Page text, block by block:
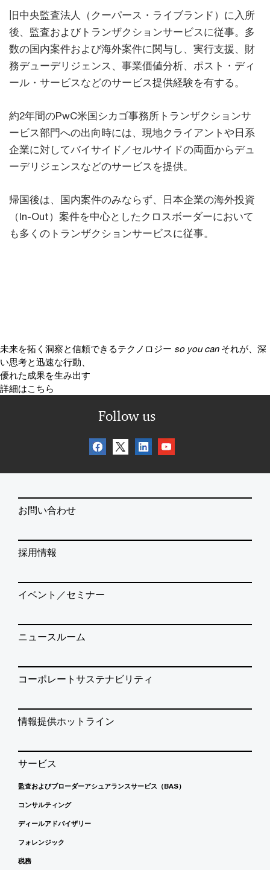
旧中央監査法人（クーパース・ライブランド）に入所
後、監査およびトランザクションサービスに従事。多
数の国内案件および海外案件に関与し、実行支援、財
務デューデリジェンス、事業価値分析、ポスト・ディ
ール・サービスなどのサービス提供経験を有する。
約2年間のPwC米国シカゴ事務所トランザクションサ
ービス部門への出向時には、現地クライアントや日系
企業に対してバイサイド／セルサイドの両面からデュ
ーデリジェンスなどのサービスを提供。
帰国後は、国内案件のみならず、日本企業の海外投資
（In-Out）案件を中心としたクロスボーダーにおいて
も多くのトランザクションサービスに従事。
未来を拓く洞察と信頼できるテクノロジー so you can それが、深
い思考と迅速な行動、
優れた成果を生み出す
詳細はこちら
Follow us
お問い合わせ
採用情報
イベント／セミナー
ニュースルーム
コーポレートサステナビリティ
情報提供ホットライン
サービス
監査およびブローダーアシュアランスサービス（BAS）
コンサルティング
ディールアドバイザリー
フォレンジック
税務